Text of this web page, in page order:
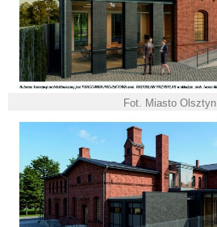
Fot. Miasto Olsztyn